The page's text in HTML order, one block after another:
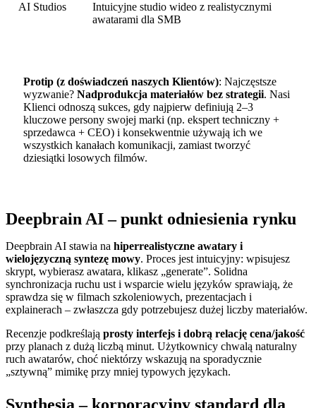
AI Studios
Intuicyjne studio wideo z realistycznymi
awatarami dla SMB
Protip (z doświadczeń naszych Klientów): Najczęstsze
wyzwanie? Nadprodukcja materiałów bez strategii. Nasi
Klienci odnoszą sukces, gdy najpierw definiują 2–3
kluczowe persony swojej marki (np. ekspert techniczny +
sprzedawca + CEO) i konsekwentnie używają ich we
wszystkich kanałach komunikacji, zamiast tworzyć
dziesiątki losowych filmów.
Deepbrain AI – punkt odniesienia rynku
Deepbrain AI stawia na hiperrealistyczne awatary i
wielojęzyczną syntezę mowy. Proces jest intuicyjny: wpisujesz
skrypt, wybierasz awatara, klikasz „generate”. Solidna
synchronizacja ruchu ust i wsparcie wielu języków sprawiają, że
sprawdza się w filmach szkoleniowych, prezentacjach i
explainerach – zwłaszcza gdy potrzebujesz dużej liczby materiałów.
Recenzje podkreślają prosty interfejs i dobrą relację cena/jakość
przy planach z dużą liczbą minut. Użytkownicy chwalą naturalny
ruch awatarów, choć niektórzy wskazują na sporadycznie
„sztywną” mimikę przy mniej typowych językach.